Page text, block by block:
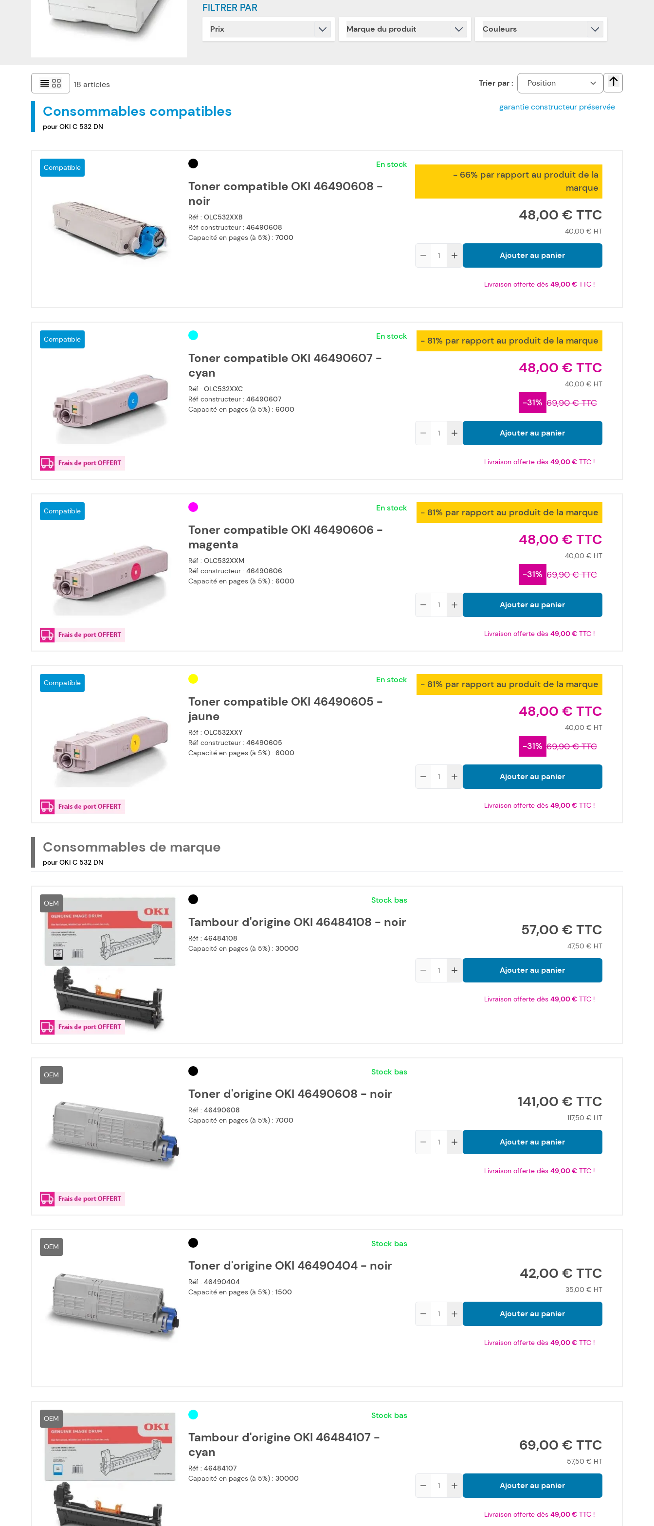
FILTRER PAR
Prix
filter
Marque du produit
filter
Couleurs
filter
18 articles Trier par : Change
Consommables compatibles garantie constructeur préservée
pour OKI C 532 DN
Compatible En stock
Toner compatible OKI 46490608 -
noir
Réf : OLC532XXB
Réf constructeur : 46490608
Capacité en pages (à 5%) : 7000
- 66% par rapport au produit de la
marque
48,00 €
40,00 €
Ajouter au panier
Livraison offerte dès 49,00 €TTC !
Compatible En stock
Toner compatible OKI 46490607 -
cyan
Réf : OLC532XXC
Réf constructeur : 46490607
Capacité en pages (à 5%) : 6000
- 81% par rapport au produit de la marque
48,00 €
40,00 €
-31% 69,90 €
Ajouter au panier
Livraison offerte dès 49,00 €TTC !
Compatible En stock
Toner compatible OKI 46490606 -
magenta
Réf : OLC532XXM
Réf constructeur : 46490606
Capacité en pages (à 5%) : 6000
- 81% par rapport au produit de la marque
48,00 €
40,00 €
-31% 69,90 €
Ajouter au panier
Livraison offerte dès 49,00 €TTC !
Compatible En stock
Toner compatible OKI 46490605 -
jaune
Réf : OLC532XXY
Réf constructeur : 46490605
Capacité en pages (à 5%) : 6000
- 81% par rapport au produit de la marque
48,00 €
40,00 €
-31% 69,90 €
Ajouter au panier
Livraison offerte dès 49,00 €TTC !
Consommables de marque
pour OKI C 532 DN
OEM Stock bas
Tambour d'origine OKI 46484108 - noir
Réf : 46484108
Capacité en pages (à 5%) : 30000
57,00 €
47,50 €
Ajouter au panier
Livraison offerte dès 49,00 €TTC !
OEM Stock bas
Toner d'origine OKI 46490608 - noir
Réf : 46490608
Capacité en pages (à 5%) : 7000
141,00 €
117,50 €
Ajouter au panier
Livraison offerte dès 49,00 €TTC !
OEM Stock bas
Toner d'origine OKI 46490404 - noir
Réf : 46490404
Capacité en pages (à 5%) : 1500
42,00 €
35,00 €
Ajouter au panier
Livraison offerte dès 49,00 €TTC !
OEM Stock bas
Tambour d'origine OKI 46484107 -
cyan
Réf : 46484107
Capacité en pages (à 5%) : 30000
69,00 €
57,50 €
Ajouter au panier
Livraison offerte dès 49,00 €TTC !